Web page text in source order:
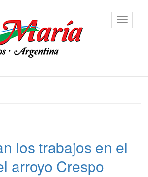
barra
los trabajos en el
arroyo Crespo